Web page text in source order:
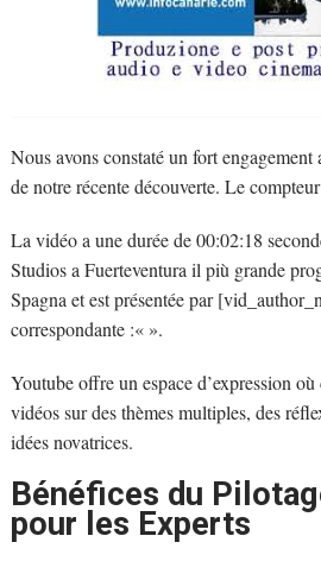
Nous avons constaté un fort
de notre récente découverte. Le
La vidéo a une durée de 00:02:18
Studios a Fuerteventura il più grande
Spagna et est présentée par
correspondante :« ».
Youtube offre un espace d’expression
vidéos sur des thèmes multiples, des
idées novatrices.
Bénéfices du
pour les Experts